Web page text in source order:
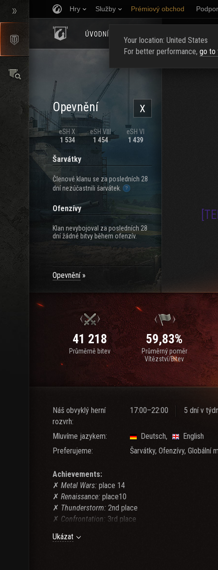
Hry Služby Prémiový obchod
ÚVODNÍ STRÁNKA
X
Opevnění
eSH X
1 534
eSH VIII
1 454
eSH VI
1 439
Šarvátky
Členové klanu se za posledních 28
dní nezúčastnili šarvátek.
Ofenzívy
Klan nevybojoval za posledních 28
dní žádné bitvy během ofenzív.
Opevnění
41 218
Průměrně bitev
59,83%
Průměrný poměr
Vítězství/Bitev
Náš obvyklý herní
rozvrh:
17:00–22:00 5 dní v
Mluvíme jazykem: Deutsch
English
Preferujeme:
Šarvátky, Ofenzívy, Globální
Achievements:
✗ Metal Wars: place 14
✗ Renaissance: place10
✗ Thunderstorm: 2nd place
✗ Confrontation: 3rd place
✗War Gods:
Ukázat
Your location: United States
For better performance, go to